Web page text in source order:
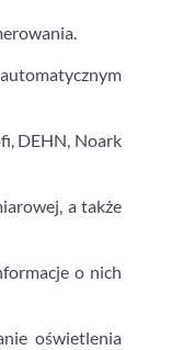
DEHN, Noark
a także
o nich
oświetlenia